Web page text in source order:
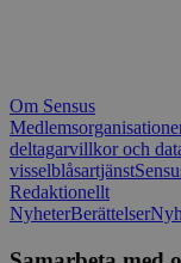
Om Sensus
deltagarvillkor och
visselblåsartjänst
Redaktionellt
NyheterBerättelser